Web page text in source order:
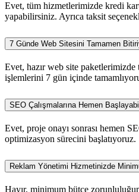
Evet, tüm hizmetlerimizde kredi
yapabilirsiniz. Ayrıca taksit
7 Günde Web Sitesini Tamamen
Evet, hazır web site
işlemlerini 7 gün içinde
SEO Çalışmalarına Hemen
Evet, proje onayı sonrası hemen
optimizasyon sürecini başlatıyoruz.
Reklam Yönetimi Hizmetinizde
Hayır, minimum bütçe